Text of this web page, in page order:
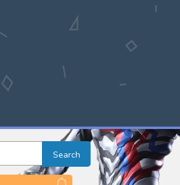
Search